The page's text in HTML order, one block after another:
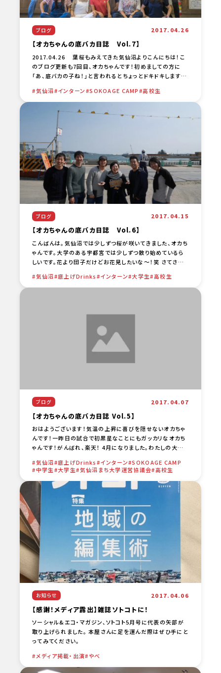
ブログ 2017.04.26
【オカちゃんの底バカ日誌 Vol.7】
2017.04.26 葉桜もみえてきた気仙沼よりこんにちは！こ
のブログ更新も7回目、オカちゃんです！初めましての方に
「あ、底バカの子ね！」と言われるとちょっとドキドキします
気仙沼 インターン SOKOAGE CAMP 高校生
ブログ 2017.04.15
【オカちゃんの底バカ日誌 Vol.6】
こんばんは。気仙沼では少しずつ桜が咲いてきました、オカち
ゃんです。大学のある宇都宮では少しずつ散り始めているら
しいです。花より団子だけどお花見したいな～！笑 さてさて、
気仙沼 底上げDrinks インターン 大学生 高校生
ブログ 2017.04.07
【オカちゃんの底バカ日誌 Vol.5】
おはようございます！気温の上昇に喜びを隠せないオカちゃ
んです！一昨日の試合で初黒星なことにもガッカリなオカち
ゃんです！がんばれ、楽天！ 4月になりました。わたしの大学
[… …
気仙沼 底上げDrinks インターン SOKOAGE CAMP
中学生
大学生 気仙沼まち大学運営協議会 高校生
お知らせ 2017.04.06
【感謝！メディア露出】雑誌ソトコトに！
ソーシャル&エコ・マガジン、ソトコト5月号に代表の矢部が
取り上げられました。 本屋さんに足を運んだ際はぜひ手にと
ってみてください。
メディア掲載・出演 やべ